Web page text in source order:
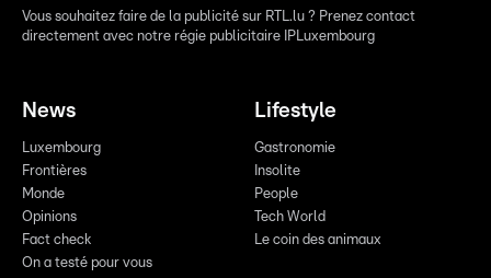
Vous souhaitez faire de la publicité sur RTL.lu ? Prenez contact
directement avec notre régie publicitaire IPLuxembourg
News
Luxembourg
Frontières
Monde
Opinions
Fact check
On a testé pour vous
Lifestyle
Gastronomie
Insolite
People
Tech World
Le coin des animaux